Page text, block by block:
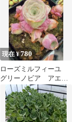
現在 ¥780
ローズミルフィーユ
グリーノビア アエオ
ニウム 多肉植物